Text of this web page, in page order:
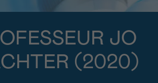
JO
(2020)
PRÉNOM
SEUL
pour répondre à
sur le cancer
Question
DU RENDEZ-VOUS